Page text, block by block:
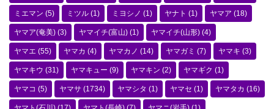
ミエマン (5) ミツル (1) ミヨシノ (1) ヤナト (1) ヤマア (18)
ヤマア(奄美) (3) ヤマイチ(富山) (1) ヤマイチ(山形) (4)
ヤマエ (55) ヤマカ (4) ヤマカノ (14) ヤマガミ (7) ヤマキ (3)
ヤマキウ (31) ヤマキュー (9) ヤマキン (2) ヤマギク (1)
ヤマコ (5) ヤマサ (1734) ヤマシタ (1) ヤマセ (1) ヤマタカ (16)